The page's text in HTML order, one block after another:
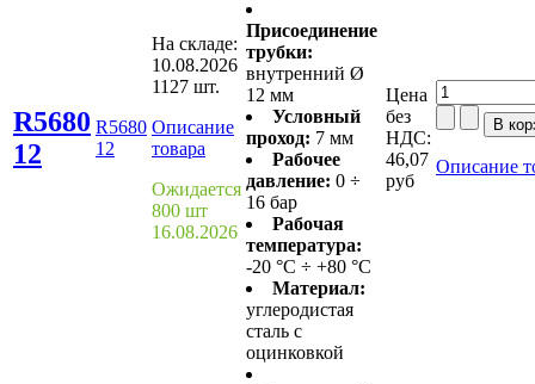
R5680
12
R5680
12
На складе:
10.08.2026
1127 шт.
Описание
товара
Ожидается
800 шт
16.08.2026
Присоединение
трубки:
внутренний Ø
12 мм
Условный
проход: 7 мм
Рабочее
давление: 0 ÷
16 бар
Рабочая
температура:
-20 °C ÷ +80 °C
Материал:
углеродистая
сталь с
оцинковкой
Цена
без
НДС:
46,07
руб
Описание